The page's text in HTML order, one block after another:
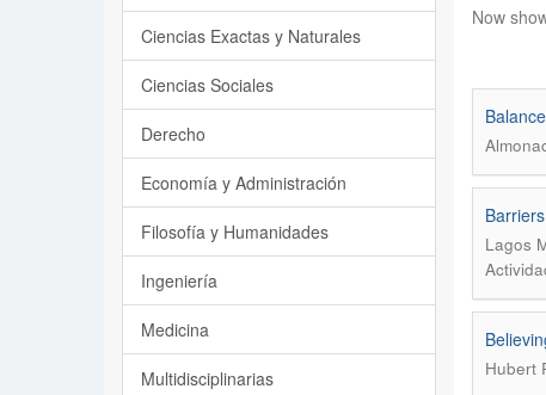
Now
Lagos
Hubert
Ciencias Exactas y Naturales
Ciencias Sociales
Derecho
Economía y Administración
Filosofía y Humanidades
Ingeniería
Medicina
Multidisciplinarias